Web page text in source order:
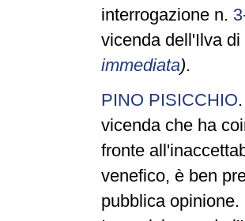
interrogazione n.
vicenda dell'Ilva
immediata).
PINO PISICCHIO
vicenda che ha
fronte
venefico, è ben
pubblica opinione.